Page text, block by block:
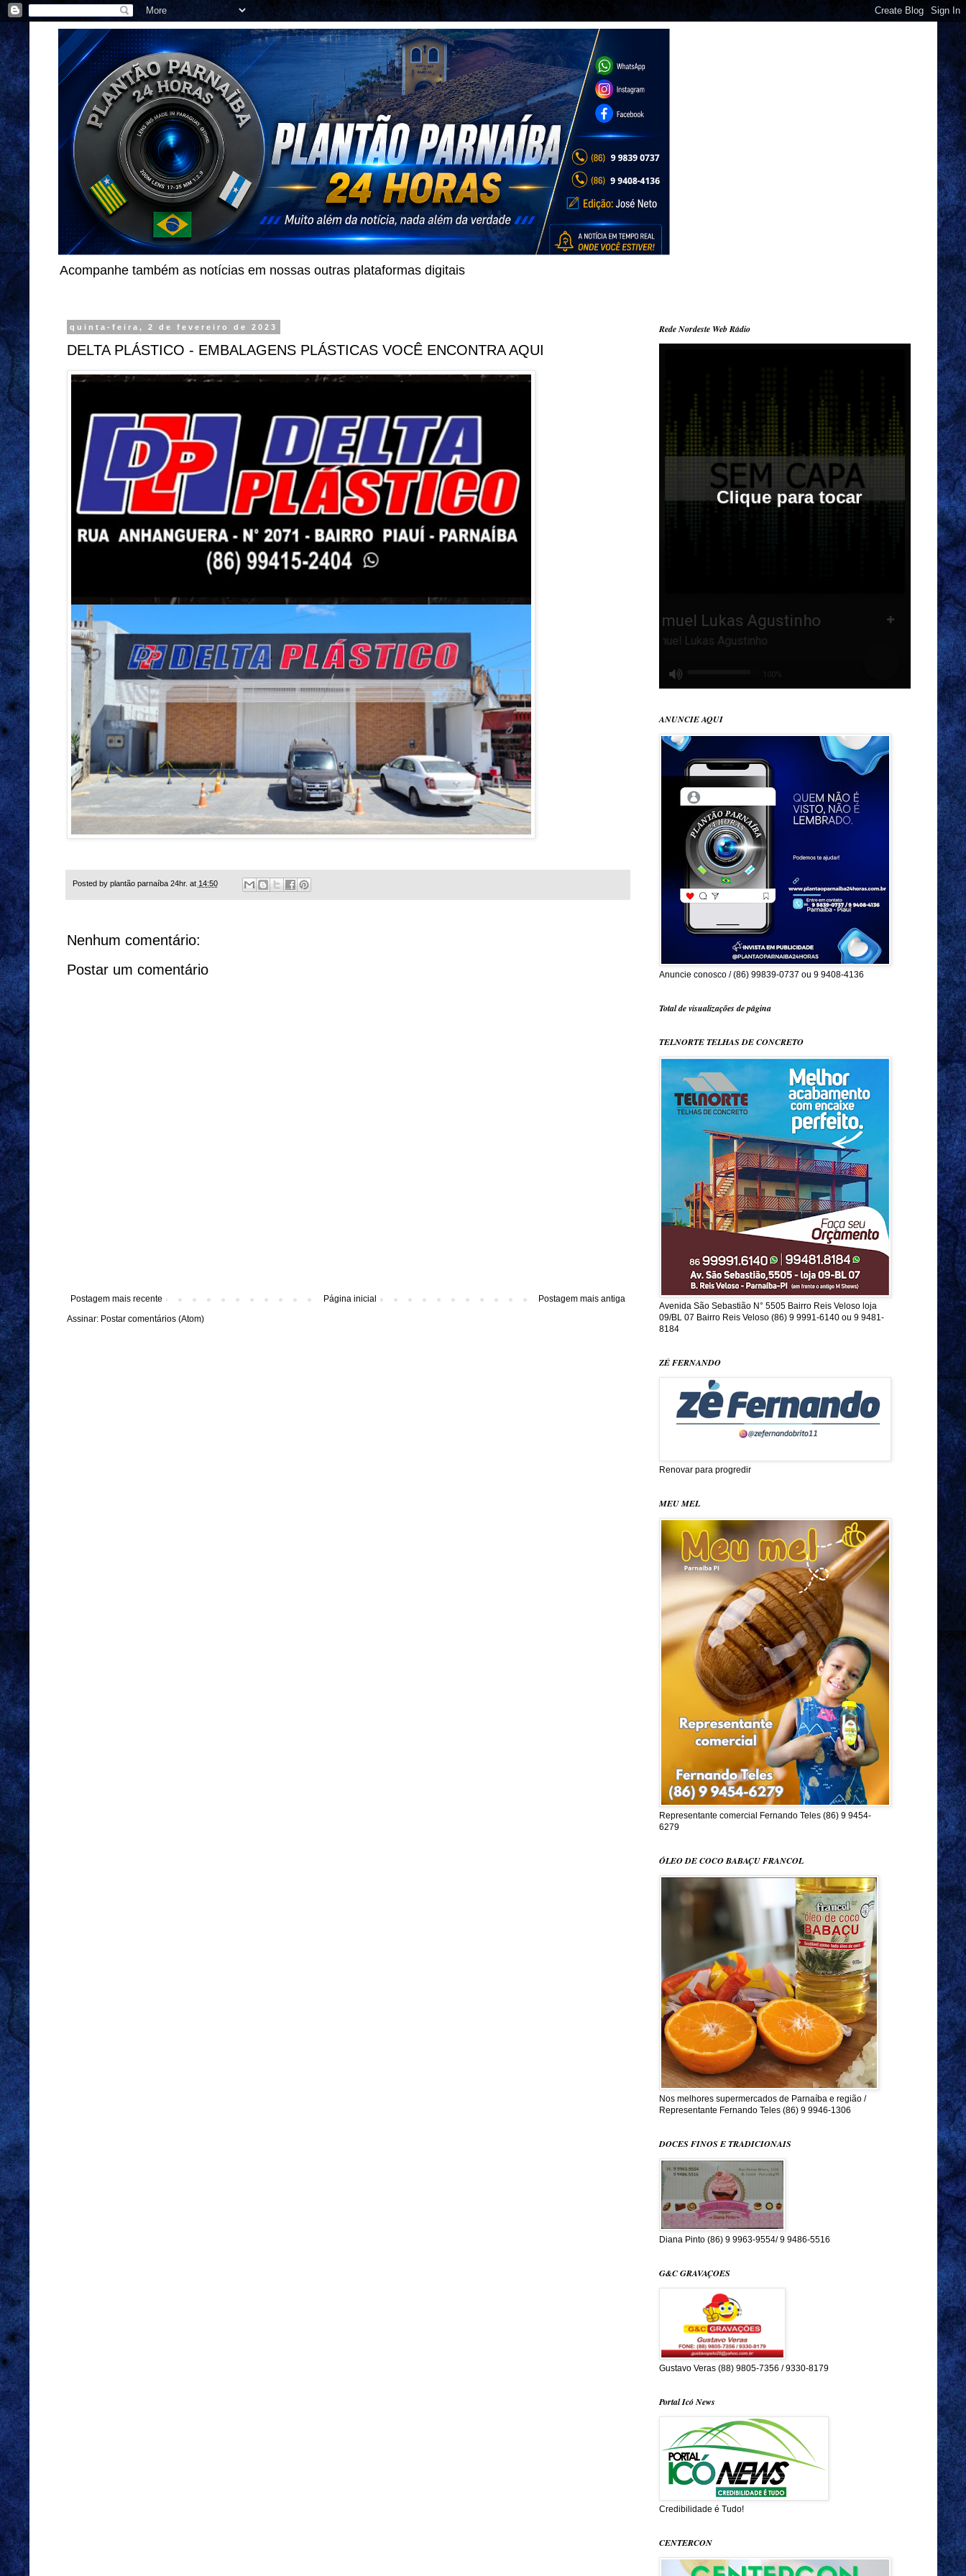
Acompanhe também as notícias em nossas outras plataformas digitais
quinta-feira, 2 de fevereiro de 2023
DELTA PLÁSTICO - EMBALAGENS PLÁSTICAS VOCÊ ENCONTRA AQUI
Posted by plantão parnaíba 24hr. at 14:50
Nenhum comentário:
Postar um comentário
Postagem mais recente Postagem mais antiga
Página inicial
Assinar: Postar comentários (Atom)
Rede Nordeste Web Rádio
ANUNCIE AQUI
Anuncie conosco / (86) 99839-0737 ou 9 9408-4136
Total de visualizações de página
TELNORTE TELHAS DE CONCRETO
Avenida São Sebastião N° 5505 Bairro Reis Veloso loja
09/BL 07 Bairro Reis Veloso (86) 9 9991-6140 ou 9 9481-
8184
ZÉ FERNANDO
Renovar para progredir
MEU MEL
Representante comercial Fernando Teles (86) 9 9454-
6279
ÓLEO DE COCO BABAÇU FRANCOL
Nos melhores supermercados de Parnaíba e região /
Representante Fernando Teles (86) 9 9946-1306
DOCES FINOS E TRADICIONAIS
Diana Pinto (86) 9 9963-9554/ 9 9486-5516
G&C GRAVAÇOES
Gustavo Veras (88) 9805-7356 / 9330-8179
Portal Icó News
Credibilidade é Tudo!
CENTERCON